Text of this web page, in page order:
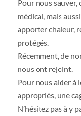
Pour nous sauver,
médical, mais
apporter chaleur,
protégés.
Récemment, de
nous ont rejoint.
Pour nous aider à
appropriés, une
N’hésitez pas à y